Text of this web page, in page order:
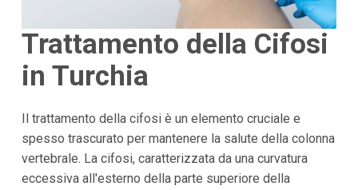
Trattamento della Cifosi
in Turchia
Il trattamento della cifosi è un elemento cruciale e
spesso trascurato per mantenere la salute della colonna
vertebrale. La cifosi, caratterizzata da una curvatura
eccessiva all'esterno della parte superiore della